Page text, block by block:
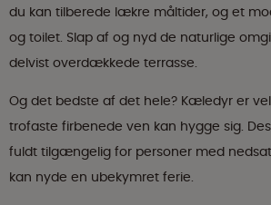
du kan tilberede lækre måltider, og et
og toilet. Slap af og nyd de naturlige
delvist overdækkede terrasse.
Og det bedste af det hele? Kæledyr er
trofaste firbenede ven kan hygge sig.
fuldt tilgængelig for personer med
kan nyde en ubekymret ferie.